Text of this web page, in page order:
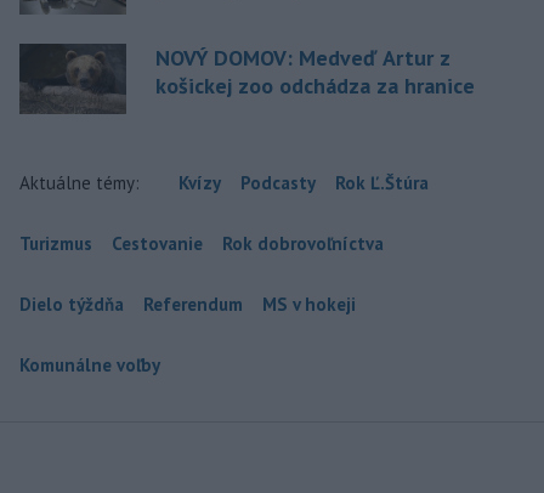
NOVÝ DOMOV: Medveď Artur z
košickej zoo odchádza za hranice
Aktuálne témy: Kvízy Podcasty Rok Ľ.Štúra
Turizmus Cestovanie Rok dobrovoľníctva
Dielo týždňa Referendum MS v hokeji
Komunálne voľby